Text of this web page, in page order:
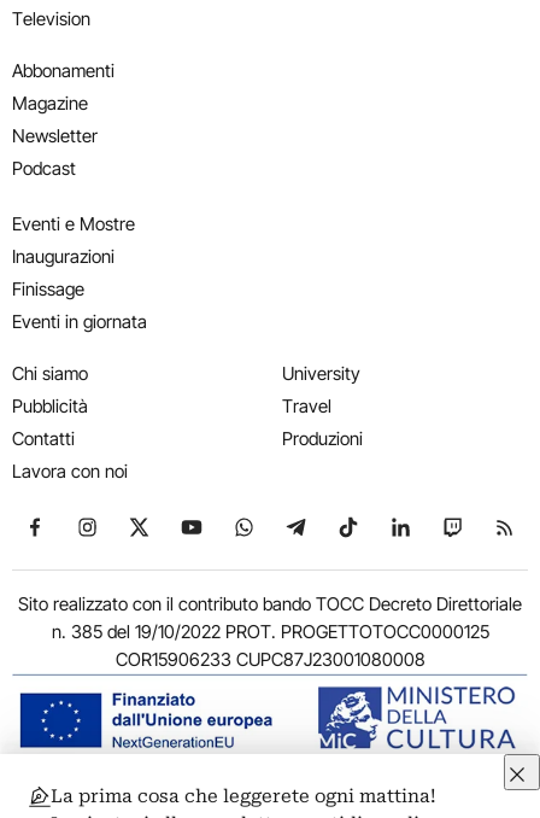
Television
Abbonamenti
Magazine
Newsletter
Podcast
Eventi e Mostre
Inaugurazioni
Finissage
Eventi in giornata
Chi siamo
Pubblicità
Contatti
Lavora con noi
University
Travel
Produzioni
Seguici su Facebook
Seguici su Instagram
Seguici su X
Seguici su YouTube
Seguici su WhatsApp
Seguici su Telegram
Seguici su TikTok
Seguici su
Seguici
Sito realizzato con il contributo bando TOCC Decreto Direttoriale
n. 385 del 19/10/2022 PROT. PROGETTOTOCC0000125
COR15906233 CUPC87J23001080008
© 2011-2026 ARTRIBUNE srl – Corso Vittorio Emanuele II, 287 –
La prima cosa che leggerete ogni mattina!